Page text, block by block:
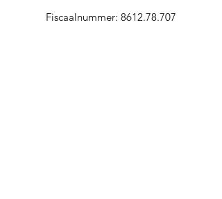
Fiscaalnummer: 8612.78.707